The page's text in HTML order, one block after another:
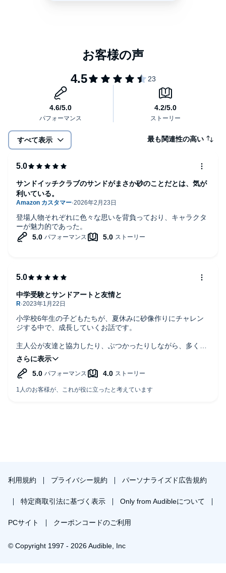
すべて表示 最も関連性の高い
登場人物それぞれに色々な思いを背負っており、キャラクタ
ーが魅力的であった。
サンドイッチクラブのサンドがまさか砂のことだとは、気が
利いている。
小学校6年生の子どもたちが、夏休みに砂像作りにチャレン
ジする中で、成長していくお話です。
主人公が友達と協力したり、ぶつかったりしながら、多くの
ことに悩み、考え、そして成長していく様子が描かれていま
す。
の立場で読んでも、感動しました。
中学受験とサンドアートと友情と
利用規約 プライバシー規約 パーソナライズド広告規約
特定商取引法に基づく表示 Only from Audibleについて
PCサイト クーポンコードのご利用
© Copyright 1997 - 2026 Audible, Inc